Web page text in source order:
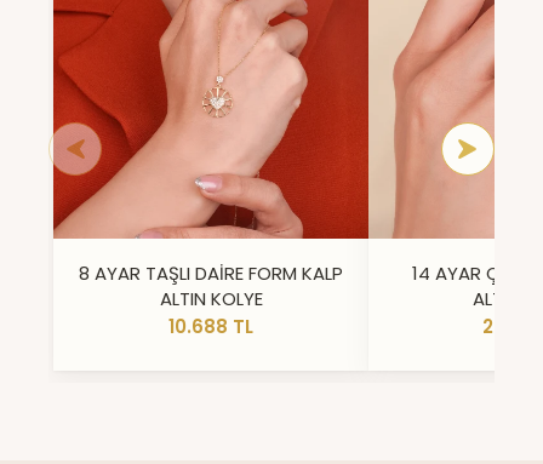
8 AYAR TAŞLI DAİRE FORM KALP
ALTIN KOLYE
10.688 TL
14 AYAR ÇİFT
ALTIN